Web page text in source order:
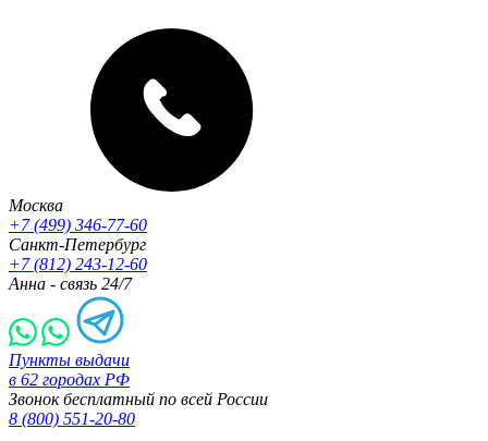
Москва
+7 (499) 346-77-60
Санкт-Петербург
+7 (812) 243-12-60
Анна - связь 24/7
Пункты выдачи
в 62 городах РФ
Звонок бесплатный по всей России
8 (800) 551-20-80